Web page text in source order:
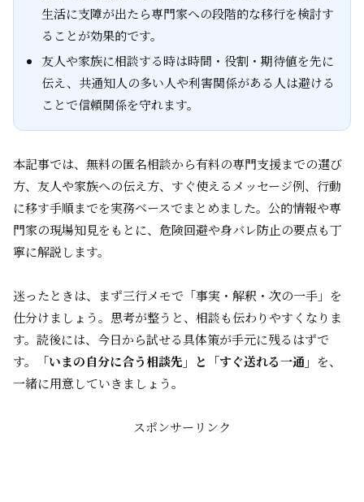
生活に支障が出たら専門家への段階的な移行を検討す
ることが効果的です。
友人や家族に相談する時は時間・役割・期待値を先に
伝え、共通知人の多い人や利害関係がある人は避ける
ことで信頼関係を守れます。
本記事では、無料の匿名相談から有料の専門支援までの選び
方、友人や家族への伝え方、すぐ使えるメッセージ例、行動
に移す手順までを実務ベースでまとめました。公的情報や専
門家の現場知見をもとに、危険回避や身バレ防止の要点も丁
寧に解説します。
迷ったときは、まず三行メモで「事実・解釈・次の一手」を
仕分けましょう。思考が整うと、相談も伝わりやすくなりま
す。読後には、今日から試せる具体策が手元に残るはずで
す。
「いまの自分に合う相談先」と「すぐ送れる一通」 を、
一緒に用意していきましょう。
スポンサーリンク